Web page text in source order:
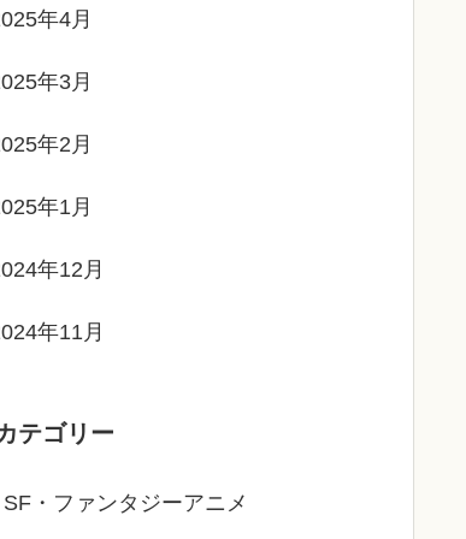
年4月
年3月
年2月
年1月
年12月
年11月
テゴリー
SF・ファンタジーアニメ